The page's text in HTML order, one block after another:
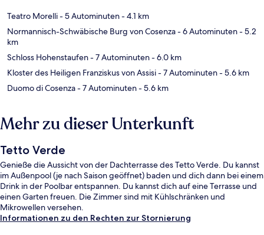
Teatro Morelli- 5 Autominuten- 4.1 km
Normannisch-Schwäbische Burg von Cosenza- 6 Autominuten- 5.2
km
Schloss Hohenstaufen- 7 Autominuten- 6.0 km
Kloster des Heiligen Franziskus von Assisi- 7 Autominuten- 5.6 km
Duomo di Cosenza- 7 Autominuten- 5.6 km
Mehr zu dieser Unterkunft
Tetto Verde
Genieße die Aussicht von der Dachterrasse des Tetto Verde. Du kannst
im Außenpool (je nach Saison geöffnet) baden und dich dann bei einem
Drink in der Poolbar entspannen. Du kannst dich auf eine Terrasse und
einen Garten freuen. Die Zimmer sind mit Kühlschränken und
Mikrowellen versehen.
Informationen zu den Rechten zur Stornierung